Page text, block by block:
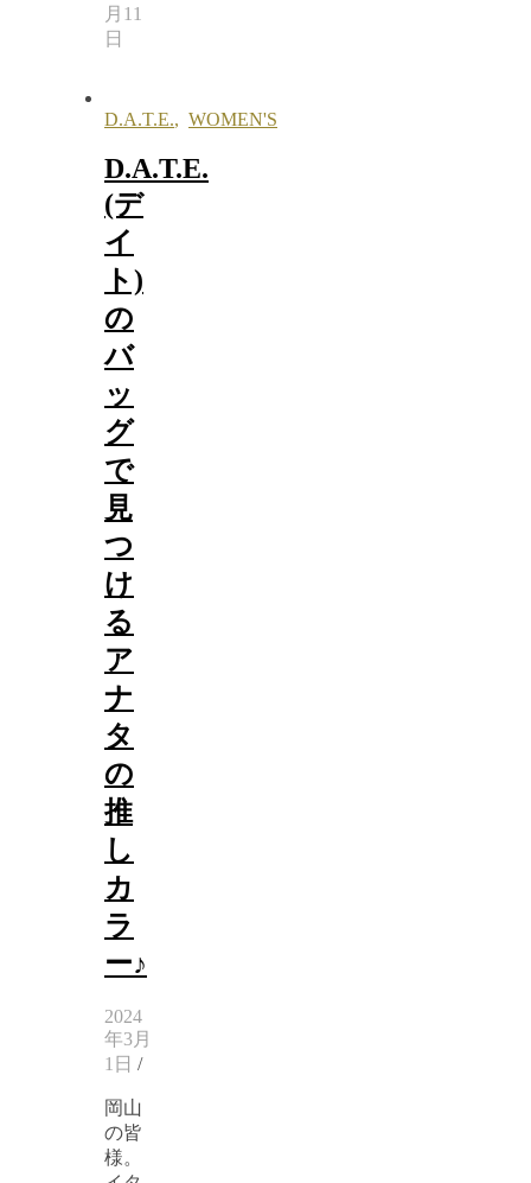
月11
日
D.A.T.E., WOMEN'S
D.A.T.E.
(デ
イ
ト)
の
バ
ッ
グ
で
見
つ
け
る
ア
ナ
タ
の
推
し
カ
ラ
ー♪
2024
年3月
1日 /
岡山
の皆
様。